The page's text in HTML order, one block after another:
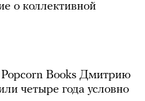
о коллективной
Books Дмитрию
четыре года условно